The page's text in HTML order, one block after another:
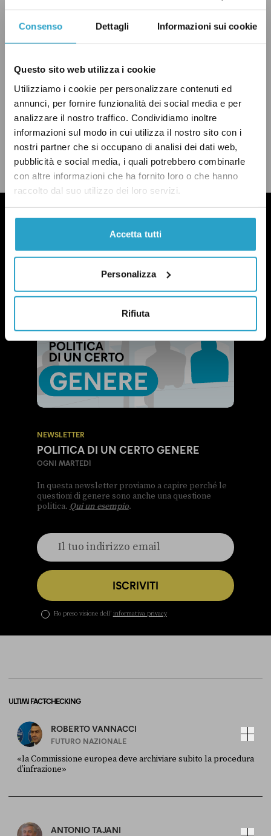
Consenso Dettagli Informazioni sui cookie
Questo sito web utilizza i cookie
Utilizziamo i cookie per personalizzare contenuti ed
annunci, per fornire funzionalità dei social media e per
analizzare il nostro traffico. Condividiamo inoltre
informazioni sul modo in cui utilizza il nostro sito con i
nostri partner che si occupano di analisi dei dati web,
pubblicità e social media, i quali potrebbero combinarle
con altre informazioni che ha fornito loro o che hanno
raccolto dal suo utilizzo dei loro servizi.
Accetta tutti
Personalizza
Rifiuta
CONDIVIDI
facebooktwitterwhatsapp bluesky
LEGGI LA NOSTRA POLITICA DELLE CORREZIONI
NEWSLETTER
POLITICA DI UN CERTO GENERE
OGNI MARTEDÌ
In questa newsletter proviamo a capire perché le
questioni di genere sono anche una questione
politica. Qui un esempio.
ISCRIVITI
Ho preso visione dell’ informativa privacy
ULTIMI FACT-CHECKING
ROBERTO VANNACCI
FUTURO NAZIONALE
«la Commissione europea deve archiviare subito la procedura
d’infrazione»
ANTONIO TAJANI